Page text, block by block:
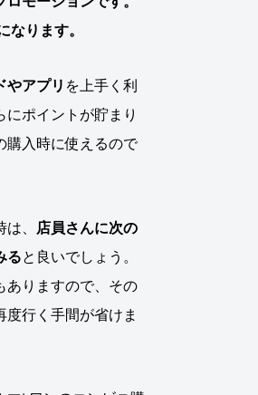
なります。
やアプリ を上手く利
にポイントが貯まり
購入時に使えるので
、
店員さんに次の
ると良いでしょう。
ありますので、その
度行く手間が省けま